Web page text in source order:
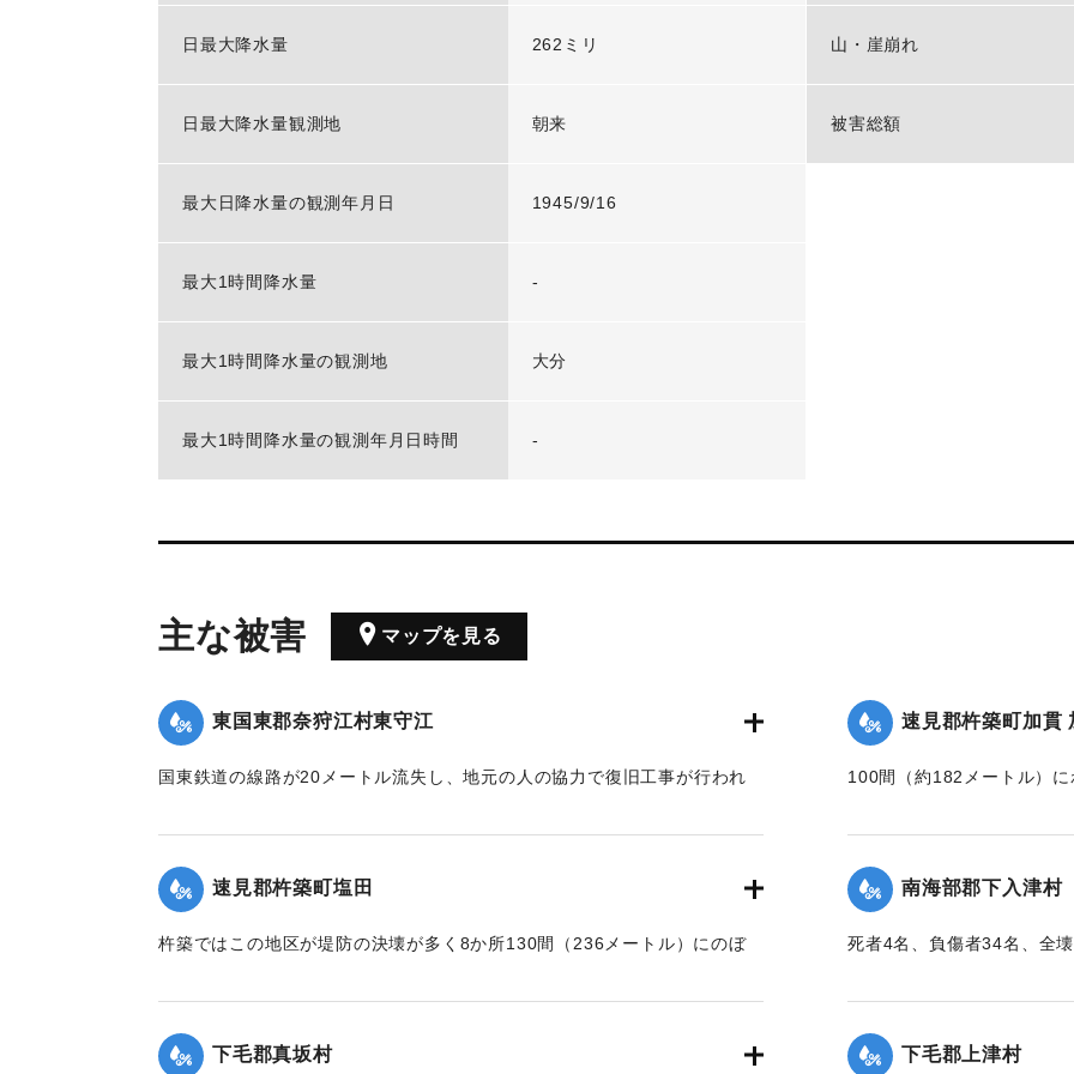
日最大降水量 262ミリ
日最大降水量観測地 朝来
最大日降水量の観測年月日 1945/9/16
最大1時間降水量 -
最大1時間降水量の観測地 大分
最大1時間降水量の観測年月日時間 -
山・崖崩れ
被害総額
主な被害 マップを見る
東国東郡奈狩江村東守江
国東鉄道の線路が20メートル流失し、地元の人の協力で復旧工事が行われ
｜固有コード:
速見郡杵築町加貫
100間（約182メートル）
｜固有コード: 00483052
速見郡杵築町塩田
杵築ではこの地区が堤防の決壊が多く8か所130間（236メートル）にのぼ
｜固有コード:
南海部郡下入津村
死者4名、負傷者34名、全
｜固有コード:
下毛郡真坂村 下毛郡上津村